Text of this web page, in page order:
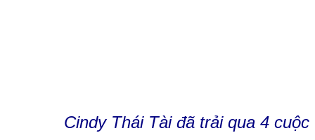
Cindy Thái Tài đã trải qua 4